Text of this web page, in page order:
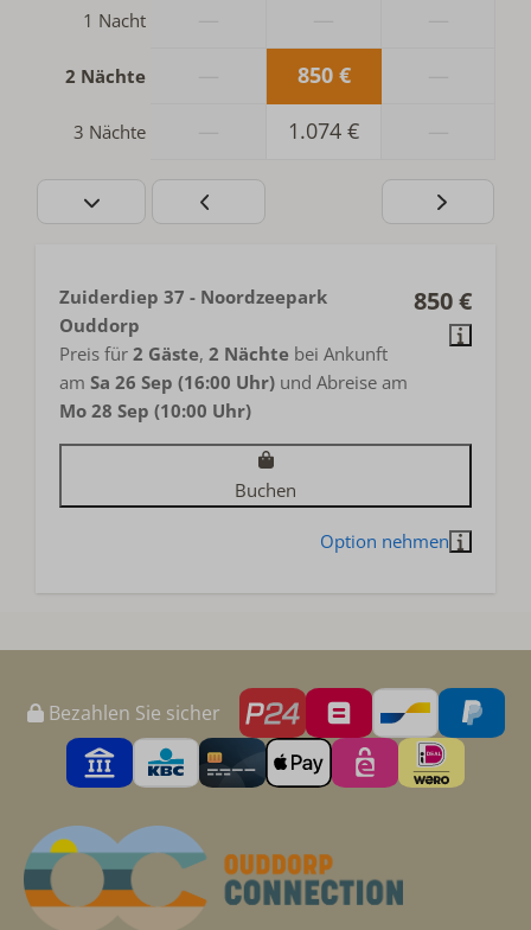
1 Nacht
2 Nächte 850 €
3 Nächte 1.074 €
850 €
Zuiderdiep 37 - Noordzeepark
Ouddorp
Preis für 2 Gäste, 2 Nächte bei Ankunft
am Sa 26 Sep (16:00 Uhr) und Abreise am
Mo 28 Sep (10:00 Uhr)
Buchen
Bezahlen Sie sicher